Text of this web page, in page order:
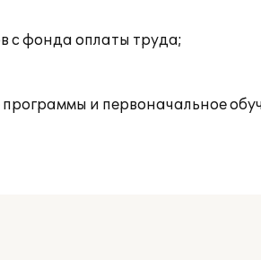
с фонда оплаты труда;
и первоначальное